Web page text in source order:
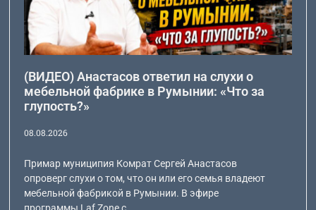
(ВИДЕО) Анастасов ответил на слухи о
мебельной фабрике в Румынии: «Что за
глупость?»
08.08.2026
Примар муниципия Комрат Сергей Анастасов
опроверг слухи о том, что он или его семья владеют
мебельной фабрикой в Румынии. В эфире